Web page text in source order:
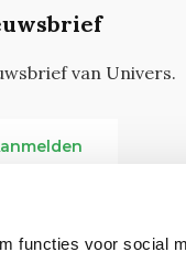
functies voor social
van Univers.